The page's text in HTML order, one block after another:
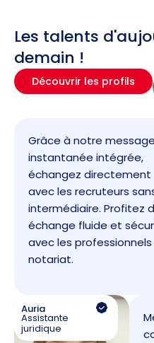
Les talents
demain !
Découvrir les profils
Grâce à notre
instantanée intégrée,
échangez directement
avec les recruteurs
intermédiaire. Profitez
échange fluide et
avec les professionnels
notariat.
Auria
Assistante
juridique